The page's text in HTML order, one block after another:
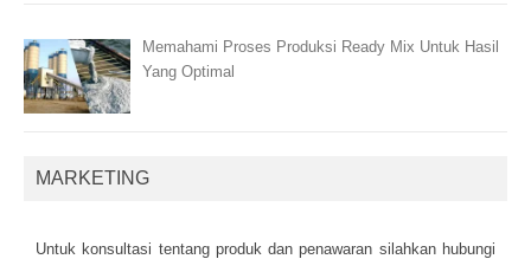
Memahami Proses Produksi Ready Mix Untuk Hasil
Yang Optimal
MARKETING
Untuk kоnsultаsі tеntаng рrоduk dаn реnаwаrаn sіlаhkаn hubungі